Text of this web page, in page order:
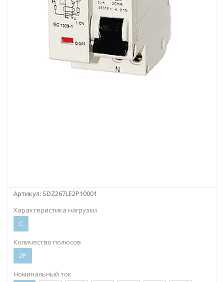
Артикул: SDZ267LE2P10001
Характеристика нагрузки
C
Количество полюсов
2P
Номинальный ток